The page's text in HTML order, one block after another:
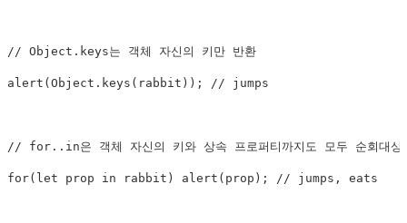
// Object.keys는 객체 자신의 키만 반환
alert ( Object . keys ( rabbit ) ) ; // jumps
// for..in은 객체 자신의 키와 상속 프로퍼티까지도 모두 순회대상
for( let prop in rabbit ) alert ( prop ) ; // jumps, eats